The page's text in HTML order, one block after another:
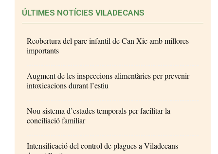
ÚLTIMES NOTÍCIES VILADECANS
Reobertura del parc infantil de Can Xic amb millores
importants
Augment de les inspeccions alimentàries per prevenir
intoxicacions durant l’estiu
Nou sistema d’estades temporals per facilitar la
conciliació familiar
Intensificació del control de plagues a Viladecans